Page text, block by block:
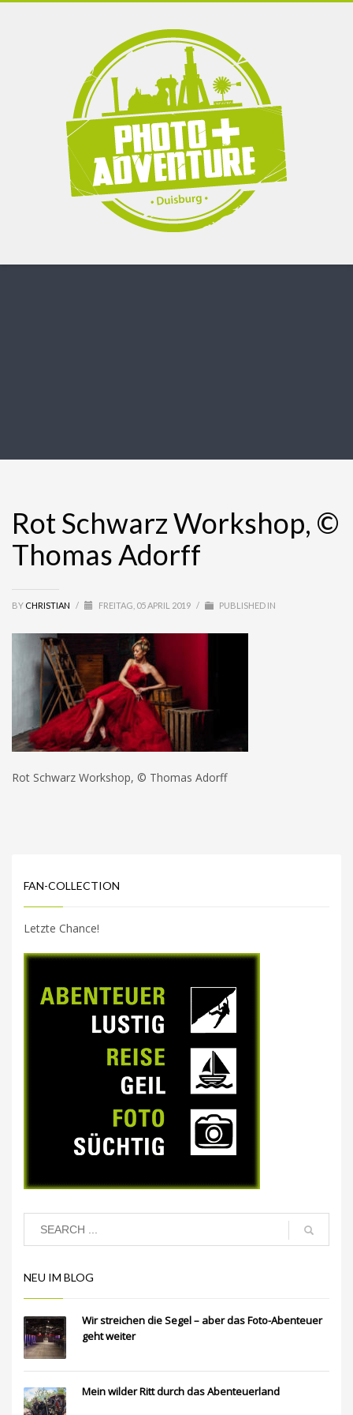
Rot Schwarz Workshop, ©
Thomas Adorff
BY CHRISTIAN / FREITAG, 05 APRIL 2019 / PUBLISHED IN
Rot Schwarz Workshop, © Thomas Adorff
FAN-COLLECTION
Letzte Chance!
NEU IM BLOG
Wir streichen die Segel – aber das Foto-Abenteuer
geht weiter
Mein wilder Ritt durch das Abenteuerland